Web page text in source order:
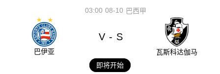
08-10
03:00 巴西甲
巴伊亚
V - S
瓦斯科达伽马
即将开始